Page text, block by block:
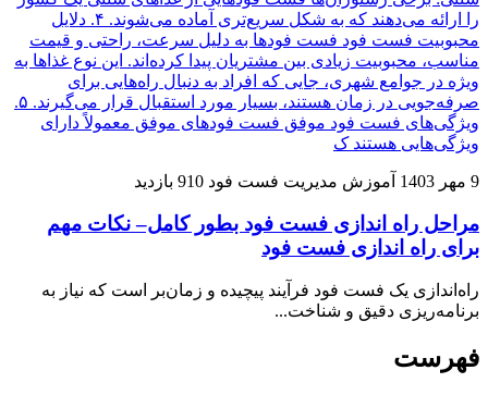
9 مهر 1403 آموزش مدیریت فست فود 910 بازدید
مراحل راه اندازی فست فود بطور کامل– نکات مهم
برای راه اندازی فست فود
راه‌اندازی یک فست فود فرآیند پیچیده و زمان‌بر است که نیاز به
برنامه‌ریزی دقیق و شناخت...
فهرست